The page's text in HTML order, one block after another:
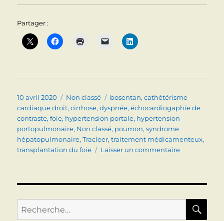
Partager :
Publié
le
10 avril 2020 Catégories
Non classé Étiquettes
bosentan,cathétérisme
cardiaque droit,cirrhose,dyspnée,échocardiogaphie de
contraste,foie, hypertension portale, hypertension
portopulmonaire, Non classé, poumon,syndrome
hépatopulmonaire,Tracleer,traitement médicamenteux,
transplantation du foie
Laisser un commentairesur
Syndrome
Recherche